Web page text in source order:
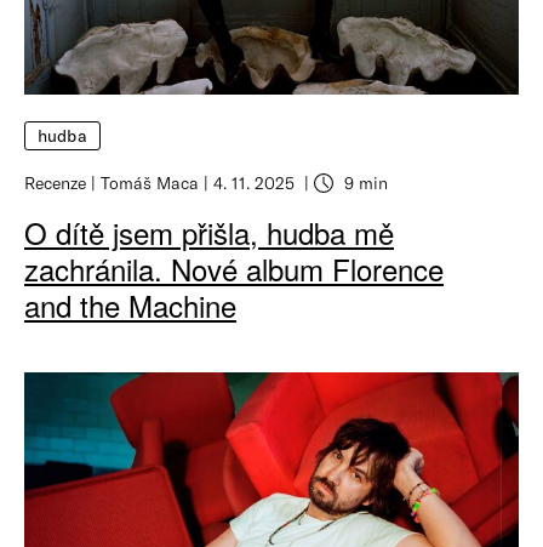
hudba
Recenze Tomáš Maca 4. 11. 2025 9 min
O dítě jsem přišla, hudba mě
zachránila. Nové album Florence
and the Machine